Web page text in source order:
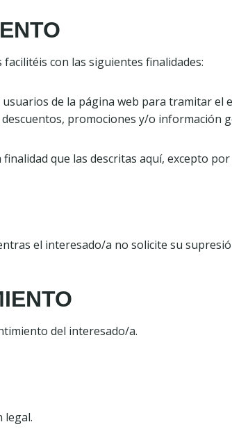
con las siguientes finalidades:
de la página web para tramitar el
promociones y/o información
que las descritas aquí, excepto
el interesado/a no solicite su
del interesado/a.
legal.